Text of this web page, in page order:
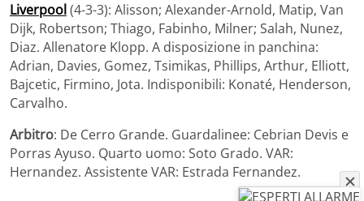
Liverpool(4-3-3): Alisson; Alexander-Arnold, Matip, Van
Dijk, Robertson; Thiago, Fabinho, Milner; Salah, Nunez,
Diaz. Allenatore Klopp. A disposizione in panchina:
Adrian, Davies, Gomez, Tsimikas, Phillips, Arthur, Elliott,
Bajcetic, Firmino, Jota. Indisponibili: Konaté, Henderson,
Carvalho.
Arbitro: De Cerro Grande. Guardalinee: Cebrian Devis e
Porras Ayuso. Quarto uomo: Soto Grado. VAR:
Hernandez. Assistente VAR: Estrada Fernandez.